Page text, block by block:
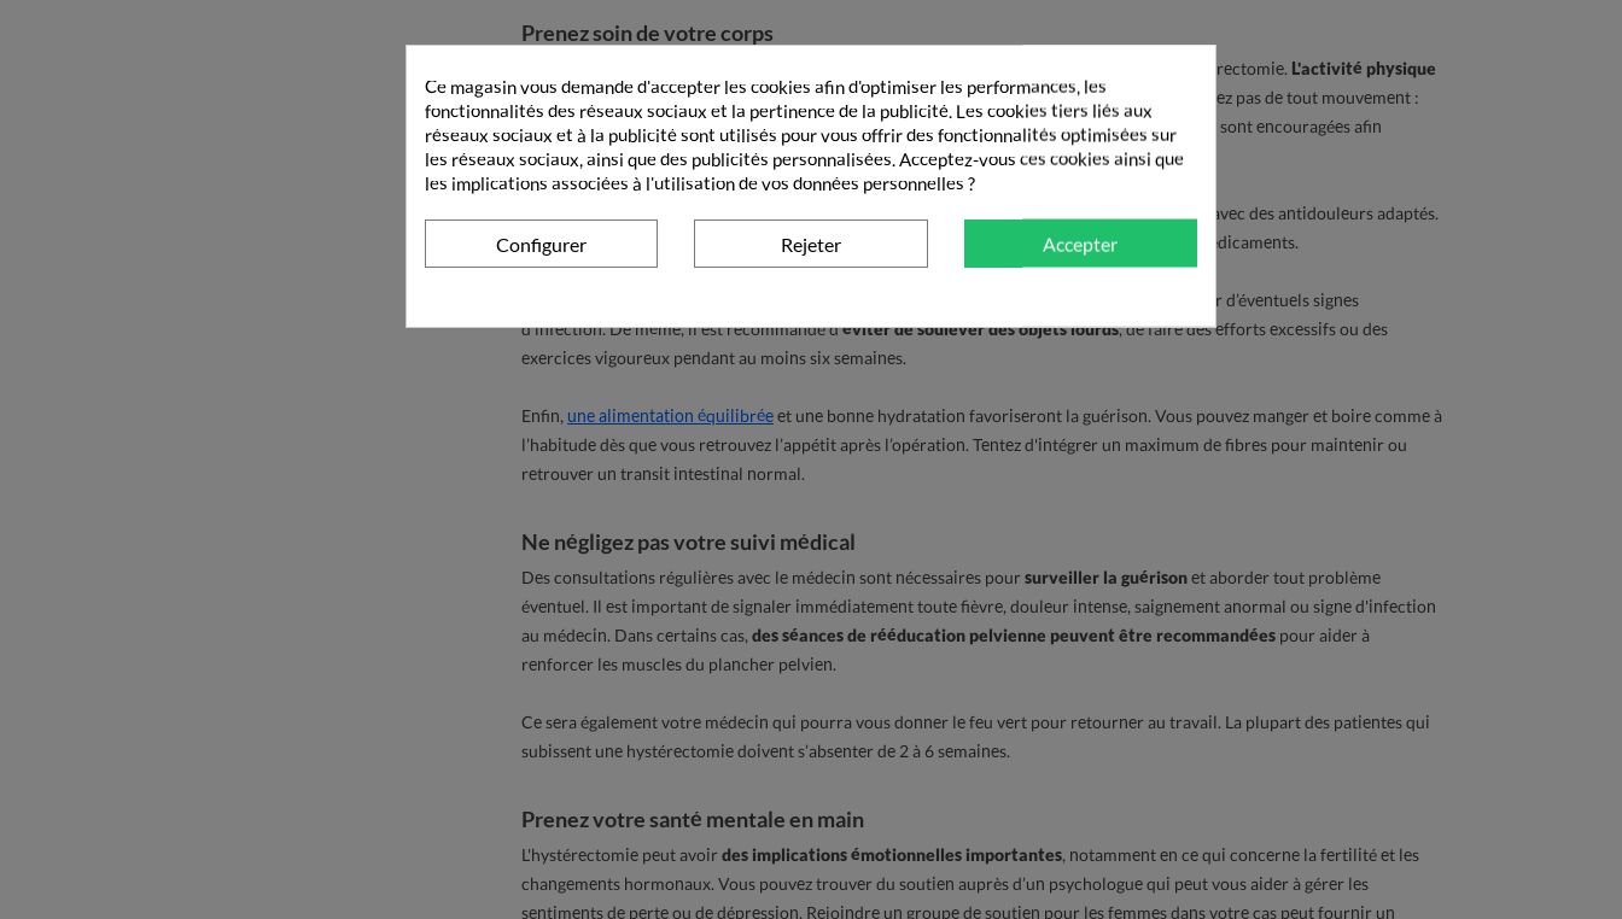
Prenez soin de votre corps
Repos, repos, repos : il vous en faudra beaucoup pendant les premières semaines après l’hystérectomie. L'activité physique
doit être restreintepour éviter toute pression sur la zone opérée. Cependant, ne vous abstenez pas de tout mouvement :
vous récupérerez plus facilement en bougeant un peu. Les activités légères, comme la marche, sont encouragées afin
d’améliorer la circulation sanguine et de prévenir les caillots.
Après l’opération, il est normal de ressentir des douleurs que vous pouvez prendre en charge avec des antidouleurs adaptés.
Il est important de suivre les instructions du médecin concernant la posologie et le type de médicaments.
Du côté des incisions, elles doivent rester propres et sèches : il faudra les nettoyer et surveiller d’éventuels signes
d’infection. De même, il est recommandé d'éviter de soulever des objets lourds, de faire des efforts excessifs ou des
exercices vigoureux pendant au moins six semaines.
Enfin, une alimentation équilibréeet une bonne hydratation favoriseront la guérison. Vous pouvez manger et boire comme à
l’habitude dès que vous retrouvez l’appétit après l’opération. Tentez d'intégrer un maximum de fibres pour maintenir ou
retrouver un transit intestinal normal.
Ne négligez pas votre suivi médical
Des consultations régulières avec le médecin sont nécessaires poursurveiller la guérisonet aborder tout problème
éventuel. Il est important de signaler immédiatement toute fièvre, douleur intense, saignement anormal ou signe d'infection
au médecin. Dans certains cas, des séances de rééducation pelvienne peuvent être recommandées pour aider à
renforcer les muscles du plancher pelvien.
Ce sera également votre médecin qui pourra vous donner le feu vert pour retourner au travail. La plupart des patientes qui
subissent une hystérectomie doivent s’absenter de 2 à 6 semaines.
Prenez votre santé mentale en main
L'hystérectomie peut avoirdes implications émotionnelles importantes, notamment en ce qui concerne la fertilité et les
changements hormonaux. Vous pouvez trouver du soutien auprès d’un psychologue qui peut vous aider à gérer les
sentiments de perte ou de dépression. Rejoindre un groupe de soutien pour les femmes dans votre cas peut fournir un
Ce magasin vous demande d'accepter les cookies afin d'optimiser les performances, les
fonctionnalités des réseaux sociaux et la pertinence de la publicité. Les cookies tiers liés aux
réseaux sociaux et à la publicité sont utilisés pour vous offrir des fonctionnalités optimisées sur
les réseaux sociaux, ainsi que des publicités personnalisées. Acceptez-vous ces cookies ainsi que
les implications associées à l'utilisation de vos données personnelles ?
Configurer Rejeter Accepter